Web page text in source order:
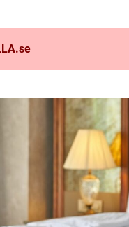
se